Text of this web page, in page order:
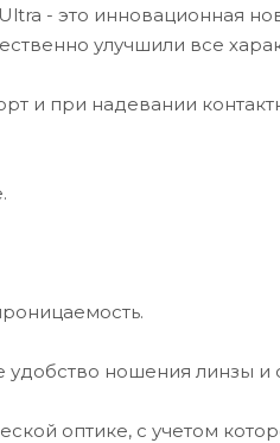
- это инновационная
улучшили все
и при надевании
ношения линзы
оптике, с учетом